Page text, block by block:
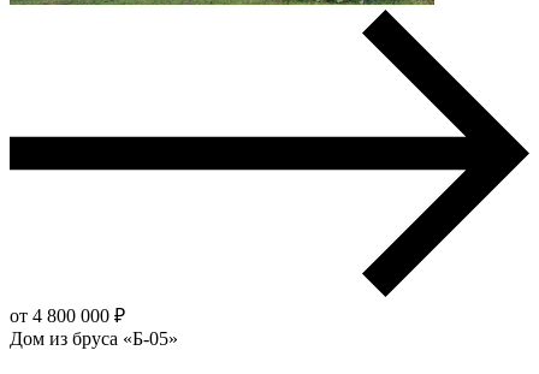
от 4 800 000 ₽
Дом из бруса «Б-05»